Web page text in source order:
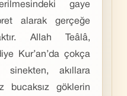
gaye
alarak gerçeğe
Allah Teâlâ,
Kur’an’da çokça
akıllara
bucaksız göklerin